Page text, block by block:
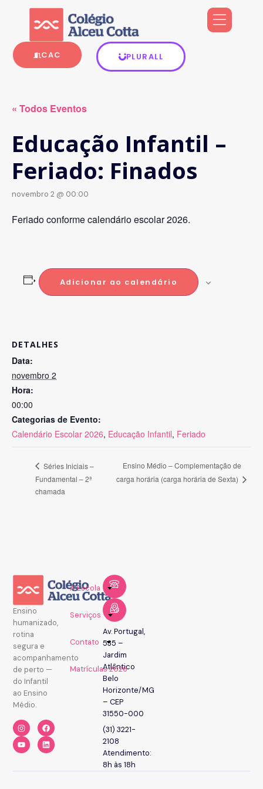
CAC PLURALL
« Todos Eventos
Educação Infantil –
Feriado: Finados
novembro 2 @ 00:00
Feriado conforme calendário escolar 2026.
Adicionar ao calendário
DETALHES
Data:
novembro 2
Hora:
00:00
Categorias de Evento:
Calendário Escolar 2026, Educação Infantil, Feriado
Séries Iniciais –
Fundamental – 2ª
chamada
Ensino Médio – Complementação de
carga horária (carga horária de Sexta)
Ensino
humanizado,
rotina
segura e
acompanhamento
de perto —
do Infantil
ao Ensino
Médio.
A Escola
Serviços
Contato
Matrículas 2026
(31) 3221-
2108
Atendimento:
8h às 18h
Av. Portugal,
535 –
Jardim
Atlântico
Belo
Horizonte/MG
– CEP
31550-000